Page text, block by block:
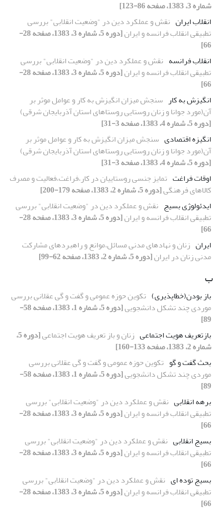
شماره 3، 1383، صفحه 86-123]
انقلاب ایران نقش و عملکرد دین در "وضعیت انقلابی" بررسی
تطبیقی انقلاب فرانسه و ایران
[دوره 5، شماره 3، 1383، صفحه 28-
66]
انقلاب فرانسه نقش و عملکرد دین در "وضعیت انقلابی" بررسی
تطبیقی انقلاب فرانسه و ایران
[دوره 5، شماره 3، 1383، صفحه 28-
66]
انگیزش به کار سنجش میزان انگیزش به کار و عوامل موثر بر
آن(مورد جوانا و زنان روستایی روستاهای استان آذربایجان شرقی)
[دوره 5، شماره 4، 1383، صفحه 3-31]
انگیزه اقتصادی سنجش میزان انگیزش به کار و عوامل موثر بر
آن(مورد جوانا و زنان روستایی روستاهای استان آذربایجان شرقی)
[دوره 5، شماره 4، 1383، صفحه 3-31]
اوقات فراغت تمایز جنسی روستاییان در کار،فراغت،فعالیت و مصرف
کالاهای فرهنگی[دوره 5، شماره 2، 1383، صفحه 179-200]
ایدئولوژی بسیج نقش و عملکرد دین در "وضعیت انقلابی" بررسی
تطبیقی انقلاب فرانسه و ایران
[دوره 5، شماره 3، 1383، صفحه 28-
66]
ایران زنان و نهادهای مدنی مسائل،موانع و راهبردهای مشارکت
مدنی زنان در ایران[دوره 5، شماره 2، 1383، صفحه 62-99]
ب
باز بودن(خطاپذیری) تکوین حوزه عمومی و گفت و گی عقلانی بررسی
موردی چند تشکل دانشجویی
[دوره 5، شماره 1، 1383، صفحه 58-
89]
بازتعریف هویت اجتماعی زنان و باز تعریف هویت اجتماعی
[دوره 5،
شماره 2، 1383، صفحه 133-160]
بحث گفت و گو تکوین حوزه عمومی و گفت و گی عقلانی بررسی
موردی چند تشکل دانشجویی
[دوره 5، شماره 1، 1383، صفحه 58-
89]
برهه انقلابی نقش و عملکرد دین در "وضعیت انقلابی" بررسی
تطبیقی انقلاب فرانسه و ایران
[دوره 5، شماره 3، 1383، صفحه 28-
66]
بسیج انقلابی نقش و عملکرد دین در "وضعیت انقلابی" بررسی
تطبیقی انقلاب فرانسه و ایران
[دوره 5، شماره 3، 1383، صفحه 28-
66]
بسیج توده ای نقش و عملکرد دین در "وضعیت انقلابی" بررسی
تطبیقی انقلاب فرانسه و ایران
[دوره 5، شماره 3، 1383، صفحه 28-
66]